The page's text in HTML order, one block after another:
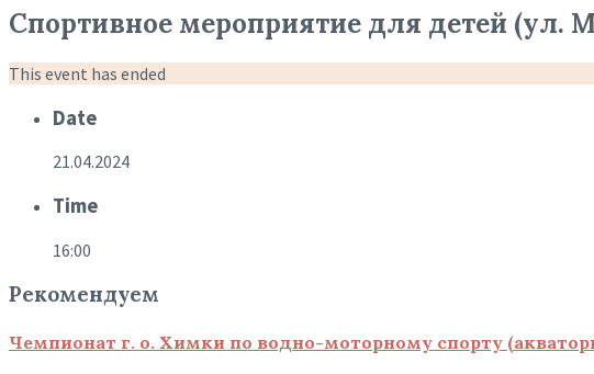
Спортивное мероприятие для детей (ул.
This event has ended
Date
21.04.2024
Time
16:00
Рекомендуем
Чемпионат г. о. Химки по водно-моторному спорту